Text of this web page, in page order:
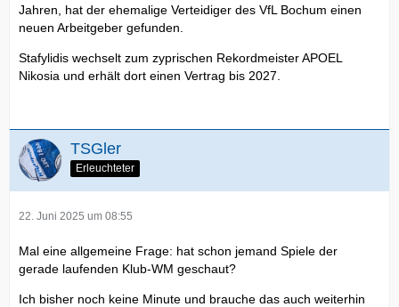
Jahren, hat der ehemalige Verteidiger des VfL Bochum einen
neuen Arbeitgeber gefunden.
Stafylidis wechselt zum zyprischen Rekordmeister APOEL
Nikosia und erhält dort einen Vertrag bis 2027.
TSGler
Erleuchteter
22. Juni 2025 um 08:55
Mal eine allgemeine Frage: hat schon jemand Spiele der
gerade laufenden Klub-WM geschaut?
Ich bisher noch keine Minute und brauche das auch weiterhin